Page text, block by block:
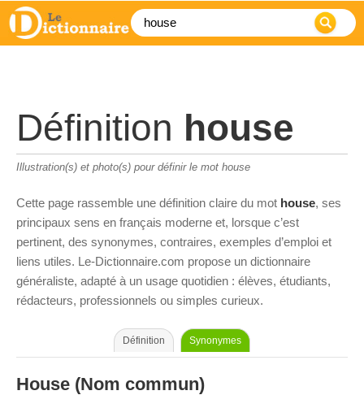
Définition house
Illustration(s) et photo(s) pour définir le mot house
Cette page rassemble une définition claire du mot house, ses
principaux sens en français moderne et, lorsque c’est
pertinent, des synonymes, contraires, exemples d’emploi et
liens utiles. Le-Dictionnaire.com propose un dictionnaire
généraliste, adapté à un usage quotidien : élèves, étudiants,
rédacteurs, professionnels ou simples curieux.
Définition Synonymes
House (Nom commun)